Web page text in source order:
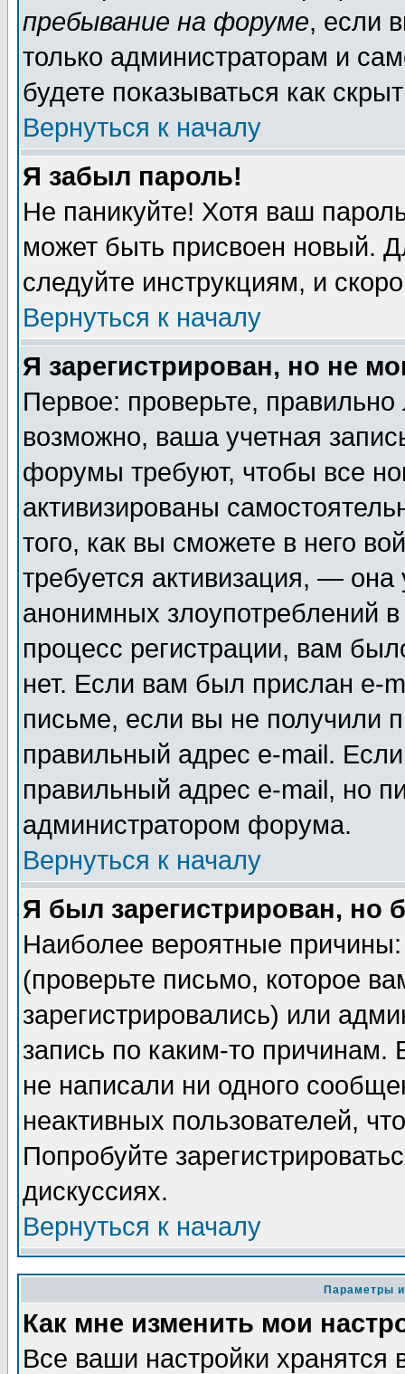
пребывание на форуме, если
только администраторам и
будете показываться как
Вернуться к началу
Я забыл пароль!
Не паникуйте! Хотя ваш
может быть присвоен новый.
следуйте инструкциям, и
Вернуться к началу
Я зарегистрирован, но не
Первое: проверьте,
возможно, ваша учетная
форумы требуют, чтобы все
активизированы
того, как вы сможете в него
требуется активизация, —
анонимных злоупотреблений
процесс регистрации, вам
нет. Если вам был прислан e-
письме, если вы не получили
правильный адрес e-mail.
правильный адрес e-mail, но
администратором форума.
Вернуться к началу
Я был зарегистрирован, но
Наиболее вероятные
(проверьте письмо, которое
зарегистрировались) или
запись по каким-то
не написали ни одного
неактивных пользователей,
Попробуйте
дискуссиях.
Вернуться к началу
Параметры
Как мне изменить мои
Все ваши настройки